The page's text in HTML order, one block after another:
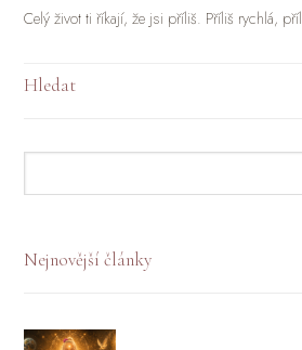
Celý život ti říkají, že jsi příliš. Příliš rychlá,
Hledat
Nejnovější články